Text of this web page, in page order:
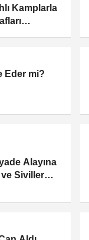
Kamplarla
Eder mi?
Alayına
ve Siviller